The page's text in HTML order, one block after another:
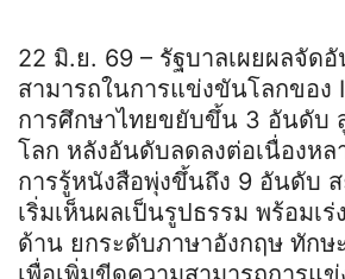
22 มิ.ย. 69 – รัฐบาลเผยผลจัด
สามารถในการแข่งขันโลกของ
การศึกษาไทยขยับขึ้น 3 อันดับ
โลก หลังอันดับลดลงต่อเนื่องห
การรู้หนังสือพุ่งขึ้นถึง 9 อันดับ
เริ่มเห็นผลเป็นรูปธรรม พร้อมเ
ด้าน ยกระดับภาษาอังกฤษ ทักษ